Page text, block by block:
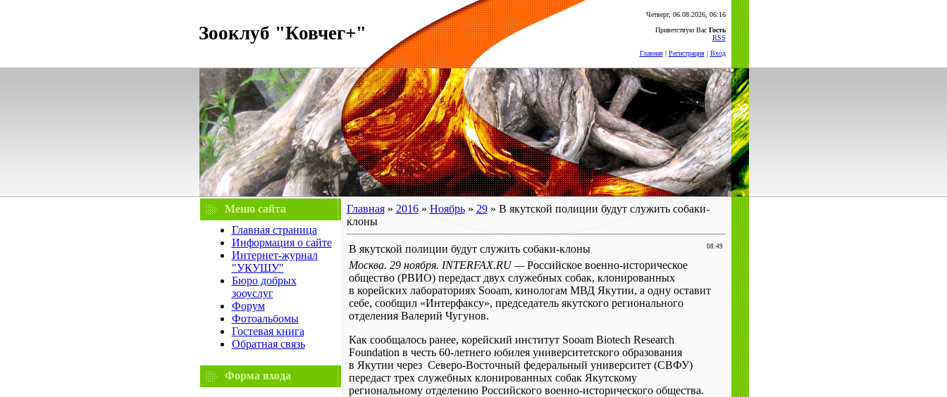
Зооклуб "Ковчег+"
Четверг, 06.08.2026, 06:16
Приветствую Вас Гость
RSS
Главная| Регистрация| Вход
Меню сайта
Главная страница
Информация о сайте
Интернет-журнал
"УКУШУ"
Бюро добрых
зооуслуг
Форум
Фотоальбомы
Гостевая книга
Обратная связь
Форма входа
Главная» 2016 » Ноябрь » 29» В якутской полиции будут служить собаки-
клоны
08:49
В якутской полиции будут служить собаки-клоны
Москва. 29 ноября. INTERFAX.RU —Российское военно-историческое
общество (РВИО) передаст двух служебных собак, клонированных
в корейских лабораториях Sooam, кинологам МВД Якутии, а одну оставит
себе, сообщил «Интерфаксу», председатель якутского регионального
отделения Валерий Чугунов.
Как сообщалось ранее, корейский институт Sooam Biotech Research
Foundation в честь 60-летнего юбилея университетского образования
в Якутии через Северо-Восточный федеральный университет (СВФУ)
передаст трех служебных клонированных собак Якутскому
региональному отделению Российского военно-исторического общества.